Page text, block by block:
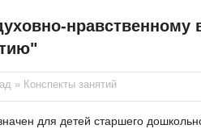
» Конспекты занятий
для детей старшего